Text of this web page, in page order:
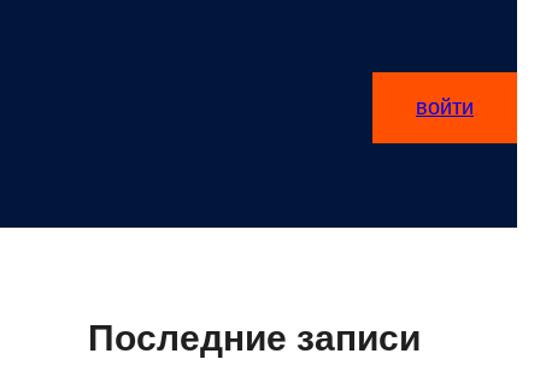
войти
Последние записи